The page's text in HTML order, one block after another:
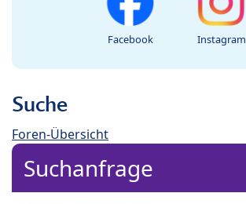
Facebook Instagram
Suche
Foren-Übersicht
Suchanfrage